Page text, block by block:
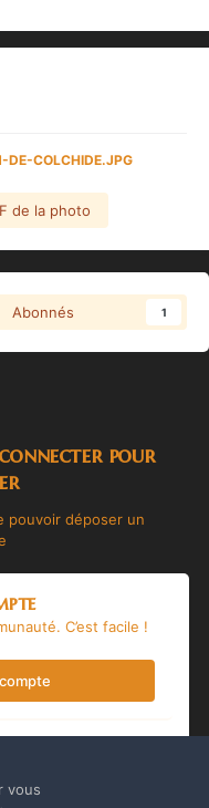
DE-COLCHIDE.JPG
de la photo
Abonnés 1
pour
pouvoir déposer un
C’est facile !
vous ici.
vous